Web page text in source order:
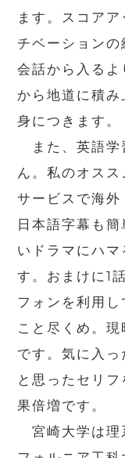
ます。スコア
チベーション
会話から入る
から地道に積
身につきます。
また、英語学
ん。私のオス
サービスで海外
日本語字幕も
いドラマにハマ
す。おまけに1
フォンを利用
こと尽くめ。
です。気に入っ
と思ったセリ
果倍増です。
宮崎大学は理